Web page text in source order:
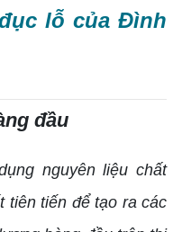
lỗ của Đình
đầu
nguyên liệu chất
tiên tiến để tạo ra các